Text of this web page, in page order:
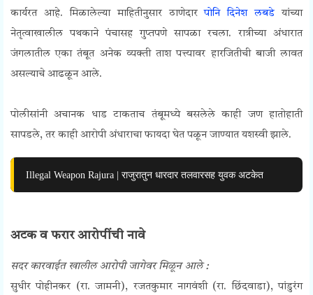
कार्यरत आहे. मिळालेल्या माहितीनुसार ठाणेदारपोनि दिनेश लबडे यांच्या
नेतृत्वाखालील पथकाने पंचासह गुप्तपणे सापळा रचला. रात्रीच्या अंधारात
जंगलातील एका तंबूत अनेक व्यक्ती ताश पत्त्यावर हारजितीची बाजी लावत
असल्याचे आढळून आले.
पोलीसांनी अचानक धाड टाकताच तंबूमध्ये बसलेले काही जण हातोहाती
सापडले, तर काही आरोपी अंधाराचा फायदा घेत पळून जाण्यात यशस्वी झाले.
Illegal Weapon Rajura | राजुरातुन धारदार तलवारसह युवक अटकेत
अटक व फरार आरोपींची नावे
सदर कारवाईत खालील आरोपी जागेवर मिळून आले :
सुधीर पोहीनकर (रा. जामनी), रजतकुमार नागवंशी (रा. छिंदवाडा),पांडुरंग